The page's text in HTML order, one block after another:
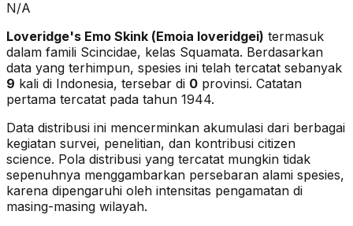
N/A
Loveridge's Emo Skink (Emoia loveridgei) termasuk
dalam famili Scincidae, kelas Squamata. Berdasarkan
data yang terhimpun, spesies ini telah tercatat sebanyak
9 kali di Indonesia, tersebar di 0 provinsi. Catatan
pertama tercatat pada tahun 1944.
Data distribusi ini mencerminkan akumulasi dari berbagai
kegiatan survei, penelitian, dan kontribusi citizen
science. Pola distribusi yang tercatat mungkin tidak
sepenuhnya menggambarkan persebaran alami spesies,
karena dipengaruhi oleh intensitas pengamatan di
masing-masing wilayah.